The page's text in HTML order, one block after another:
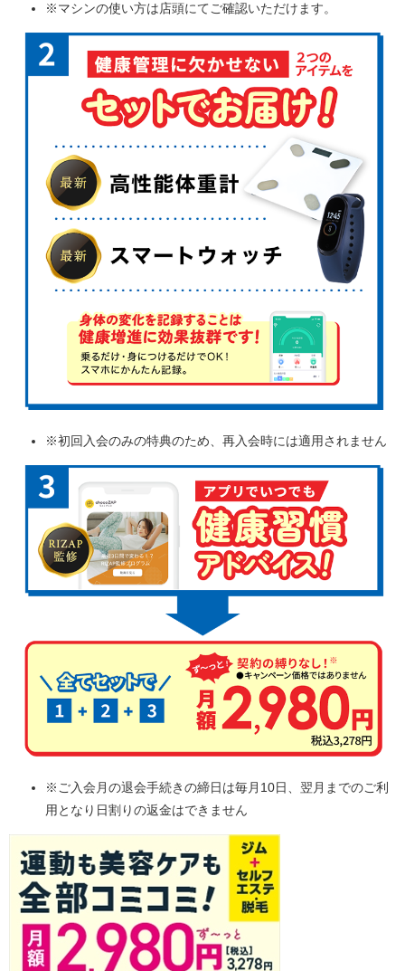
※マシンの使い方は店頭にてご確認いただけます。
※初回入会のみの特典のため、再入会時には適用されません
※ご入会月の退会手続きの締日は毎月10日、翌月までのご利
用となり日割りの返金はできません